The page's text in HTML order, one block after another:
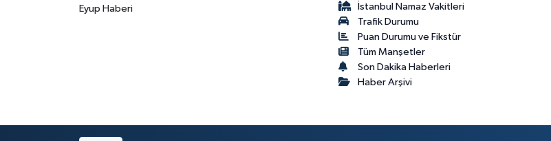
Eyup Haberi
İstanbul Namaz Vakitleri
Trafik Durumu
Puan Durumu ve Fikstür
Tüm Manşetler
Son Dakika Haberleri
Haber Arşivi